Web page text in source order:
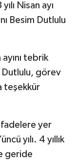
Nisan ayı
Besim Dutlulu
tebrik
Dutlulu, görev
teşekkür
ifadelere yer
yılı. 4 yıllık
geride